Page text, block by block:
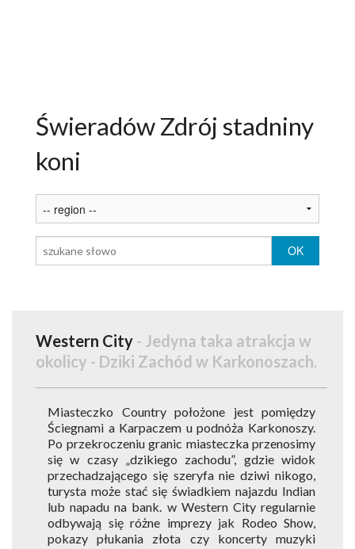
PAKIETY
USŁUGI DLA TURYSTY
OGŁOSZENIA
GALERIA
ARTYKUŁY O ŚWIERADOWIE
Świeradów Zdrój stadniny
koni
Western City - Jedyna taka atrakcja w
okolicy - Dziki Zachód w Karkonoszach.
Miasteczko Country położone jest pomiędzy
Ściegnami a Karpaczem u podnóża Karkonoszy.
Po przekroczeniu granic miasteczka przenosimy
się w czasy „dzikiego zachodu”, gdzie widok
przechadzającego się szeryfa nie dziwi nikogo,
turysta może stać się świadkiem najazdu Indian
lub napadu na bank. w Western City regularnie
odbywają się różne imprezy jak Rodeo Show,
pokazy płukania złota czy koncerty muzyki